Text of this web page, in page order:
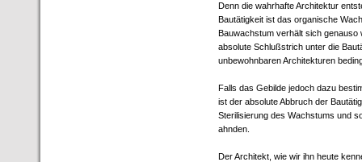
Denn die wahrhafte Architektur
Bautätigkeit ist das organische
Bauwachstum verhält sich
absolute Schlußstrich unter die
unbewohnbaren Architekturen
Falls das Gebilde jedoch dazu
ist der absolute Abbruch der
Sterilisierung des Wachstums und
ahnden.
Der Architekt, wie wir ihn heute